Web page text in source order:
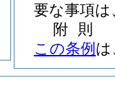
要な事項
附 則
この条例 は